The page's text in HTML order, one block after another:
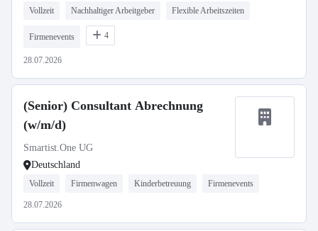
Vollzeit Nachhaltiger Arbeitgeber Flexible Arbeitszeiten
Firmenevents 4
28.07.2026
(Senior) Consultant Abrechnung
(w/m/d)
Smartist.One UG
Deutschland
Vollzeit Firmenwagen Kinderbetreuung Firmenevents
28.07.2026